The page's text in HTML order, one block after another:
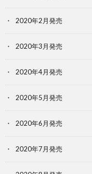
2020年2月発売
2020年3月発売
2020年4月発売
2020年5月発売
2020年6月発売
2020年7月発売